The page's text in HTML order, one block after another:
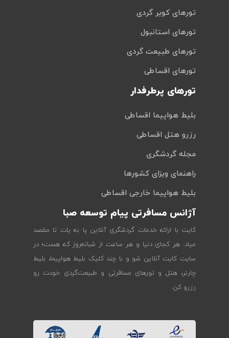
تورهای کویر گردی
تورهای استانبول
تورهای طبیعت گردی
تورهای اقساطی
تورهای پرطرفدار
بلیط هواپیما اقساطی
رزرو هتل اقساطی
مجله گردشگری
راهنمای ویزای کشورها
بلیط هواپیما خارجی اقساطی
آژانس مسافرتی پیام توسعه صبا
کایت با ارائه خدمات گردشگری آنلاین پا به پات تا مقصد
میاد. هر کجای دنیا و هر ساعت از شبانه‌روز که هست؛ در
سایت کایت آنلاین شو و با چند کلیک بلیط هواپیما، بلیط
چارتر، هتل و تورهای مسافرتی و طبیعت‌گردی خودت رو
رزرو کن.